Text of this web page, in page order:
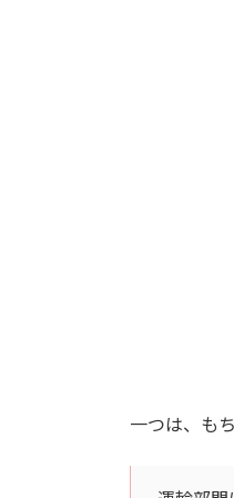
一つは、もち